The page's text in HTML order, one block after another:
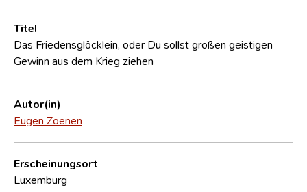
Forschungsgruppe
Titel
Das Friedensglöcklein, oder Du sollst großen geistigen
Gewinn aus dem Krieg ziehen
Autor(in)
Eugen Zoenen
Erscheinungsort
Luxemburg